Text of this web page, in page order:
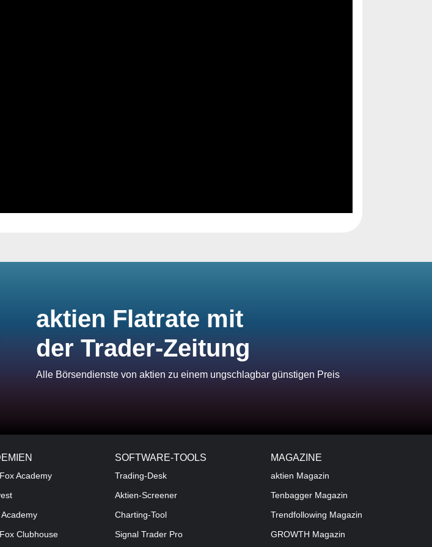
aktien Flatrate mit
der Trader-Zeitung
Alle Börsendienste von aktien zu einem ungschlagbar günstigen Preis
Academy
Clubhouse
SOFTWARE-TOOLS
Trading-Desk
Aktien-Screener
Charting-Tool
Signal Trader Pro
MAGAZINE
aktien Magazin
Tenbagger Magazin
Trendfollowing Magazin
GROWTH Magazin